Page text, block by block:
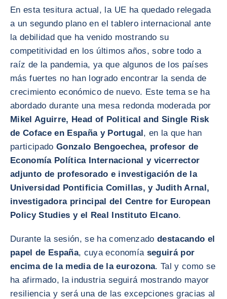
En esta tesitura actual, la UE ha quedado relegada
a un segundo plano en el tablero internacional ante
la debilidad que ha venido mostrando su
competitividad en los últimos años, sobre todo a
raíz de la pandemia, ya que algunos de los países
más fuertes no han logrado encontrar la senda de
crecimiento económico de nuevo. Este tema se ha
abordado durante una mesa redonda moderada por
Mikel Aguirre, Head of Political and Single Risk
de Coface en España y Portugal, en la que han
participadoGonzalo Bengoechea, profesor de
Economía Política Internacional y vicerrector
adjunto de profesorado e investigación de la
Universidad Pontificia Comillas, y Judith Arnal,
investigadora principal del Centre for European
Policy Studies y el Real Instituto Elcano.
Durante la sesión, se ha comenzado destacando el
papel de España, cuya economía seguirá por
encima de la media de la eurozona. Tal y como se
ha afirmado, la industria seguirá mostrando mayor
resiliencia y será una de las excepciones gracias al